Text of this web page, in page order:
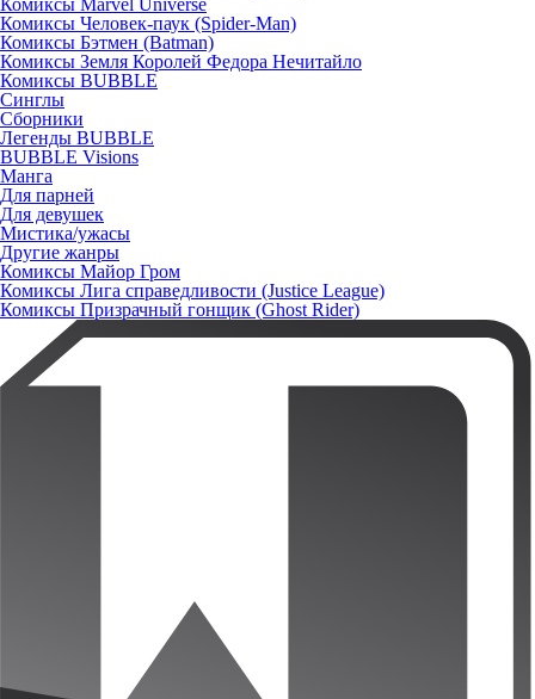
Комиксы Человек-паук (Spider-Man)
Комиксы Бэтмен (Batman)
Комиксы Земля Королей Федора Нечитайло
Комиксы BUBBLE
Синглы
Сборники
Легенды BUBBLE
BUBBLE Visions
Манга
Для парней
Для девушек
Мистика/ужасы
Другие жанры
Комиксы Майор Гром
Комиксы Лига справедливости (Justice League)
Комиксы Призрачный гонщик (Ghost Rider)